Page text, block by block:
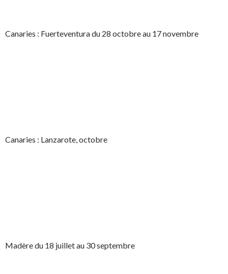
Canaries : Fuerteventura du 28 octobre au 17 novembre
Canaries : Lanzarote, octobre
Madère du 18 juillet au 30 septembre